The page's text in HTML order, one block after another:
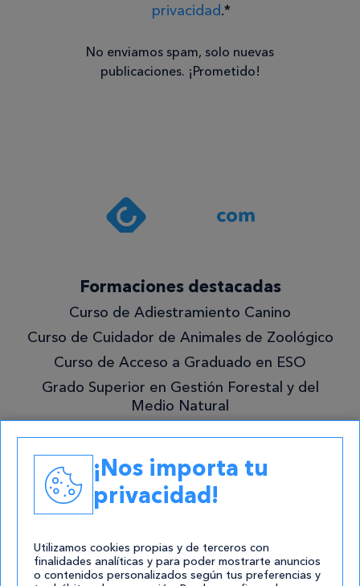
privacidad.*
Consentimiento
política de
privacidad .*
¡Quiero
mejor!
No enviamos spam, solo nuevas
publicaciones. ¡Prometido!
Formaciones destacadas
Curso de Adiestramiento Canino
Curso de Cuidador de Animales de Zoológico
Curso de Acceso a Graduado en ESO
Grado Superior en Gestión Forestal y del
Medio Natural
Contacto
atencion@cursos.com
Redes Sociales
¡Nos importa tu
privacidad!
Utilizamos cookies propias y de terceros con
finalidades analíticas y para poder mostrarte anuncios
o contenidos personalizados según tus preferencias y